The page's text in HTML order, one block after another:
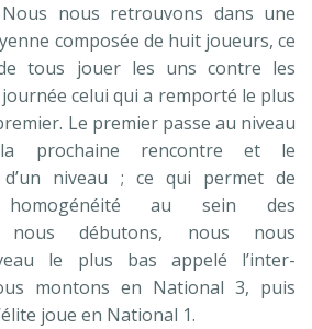
nous retrouvons dans une
composée de huit joueurs, ce
tous jouer les uns contre les
celui qui a remporté le plus
Le premier passe au niveau
prochaine rencontre et le
d’un niveau ; ce qui permet de
au sein des
nous débutons, nous nous
le plus bas appelé l’inter-
montons en National 3, puis
joue en National 1.